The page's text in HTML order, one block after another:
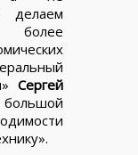
делаем
более
Сергей